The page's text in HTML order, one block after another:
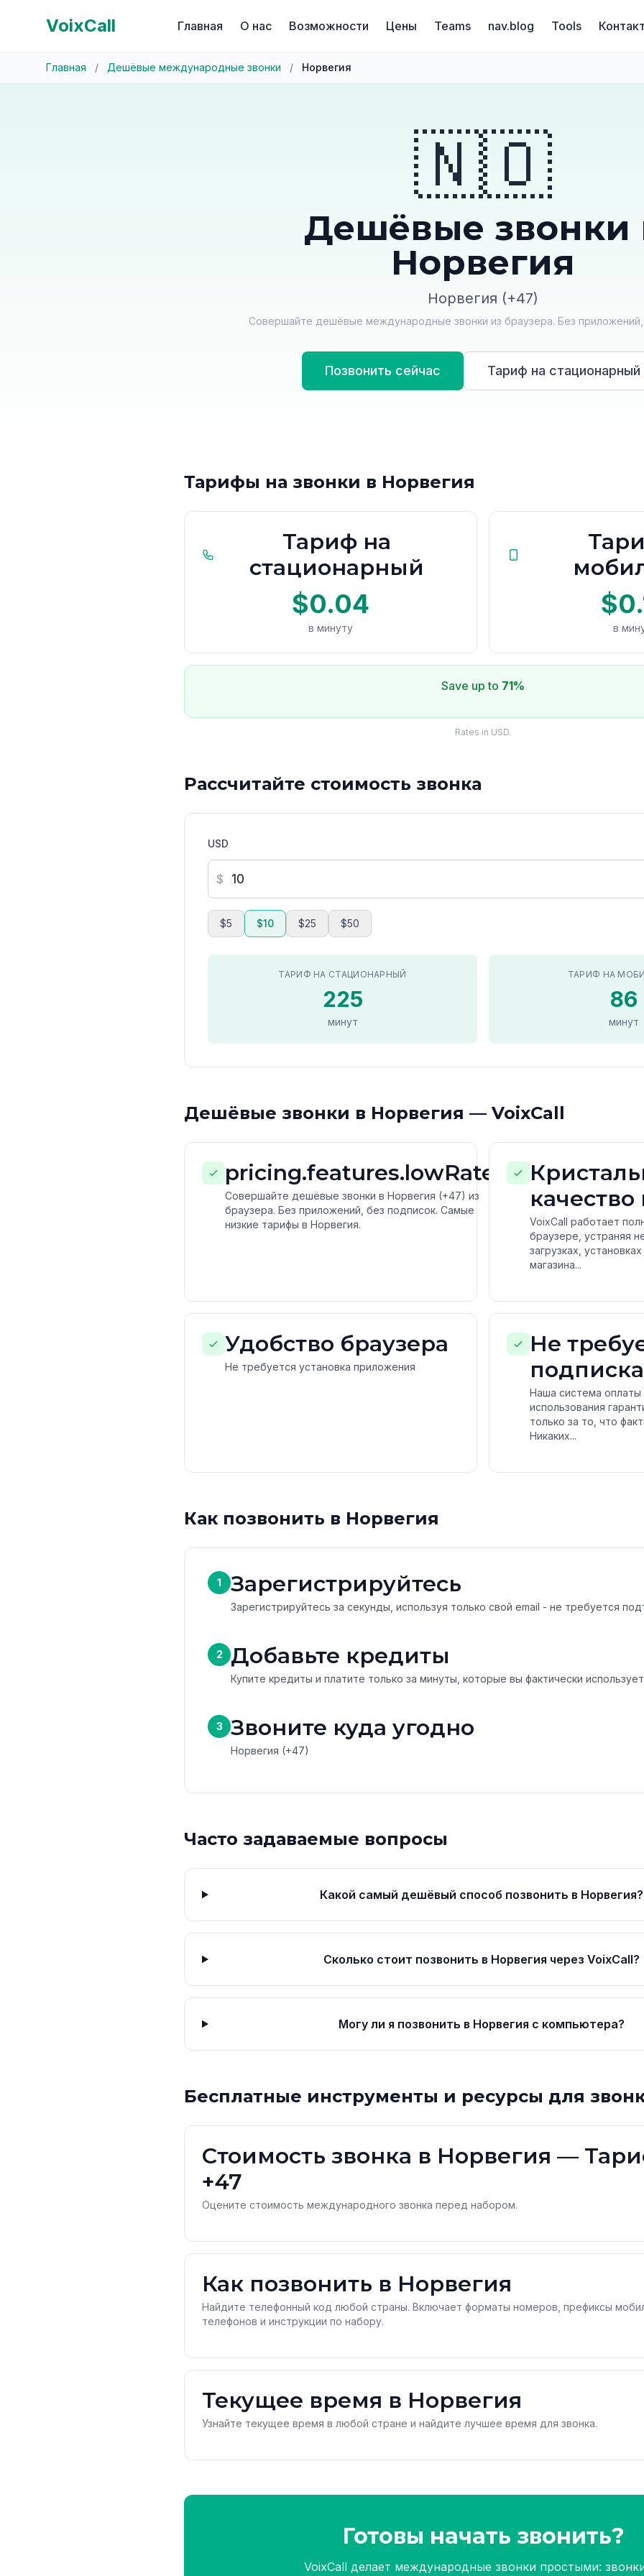
VoixCall Главная О нас Возможности Цены Teams nav.blog Tools
Главная / Дешёвые международные звонки / Норвегия
🇳🇴
Дешёвые звонки
Норвегия
Норвегия (+47)
Совершайте дешёвые международные звонки из браузера. Без
Позвонить сейчас Тариф на стационарный
Тарифы на звонки в Норвегия
Тариф на
стационарный
$0.04
в минуту в
Save up to 71%
Rates in USD.
Рассчитайте стоимость звонка
USD
$
$5 $10 $25 $50
ТАРИФ НА СТАЦИОНАРНЫЙ
225
минут
ТАРИФ НА
86
минут
Дешёвые звонки в Норвегия — VoixCall
pricing.features.lowRates
Совершайте дешёвые звонки в Норвегия (+47) из
браузера. Без приложений, без подписок. Самые
низкие тарифы в Норвегия.
качество
VoixCall работает
браузере, устраняя
загрузках,
магазина...
Удобство браузера
Не требуется установка приложения
Не
подписка
Наша система оплаты
использования
только за то, что
Никаких...
Как позвонить в Норвегия
1 Зарегистрируйтесь
Зарегистрируйтесь за секунды, используя только свой email - не требуется
2 Добавьте кредиты
Купите кредиты и платите только за минуты, которые вы фактически
3 Звоните куда угодно
Норвегия (+47)
Часто задаваемые вопросы
Какой самый дешёвый способ позвонить в Норвегия?
Сколько стоит позвонить в Норвегия через VoixCall?
Могу ли я позвонить в Норвегия с компьютера?
Бесплатные инструменты и ресурсы для
Стоимость звонка в Норвегия —
+47
Оцените стоимость международного звонка перед набором.
Как позвонить в Норвегия
Найдите телефонный код любой страны. Включает форматы номеров, префиксы
телефонов и инструкции по набору.
Текущее время в Норвегия
Узнайте текущее время в любой стране и найдите лучшее время для звонка.
Готовы начать звонить?
VoixCall делает международные звонки простыми: